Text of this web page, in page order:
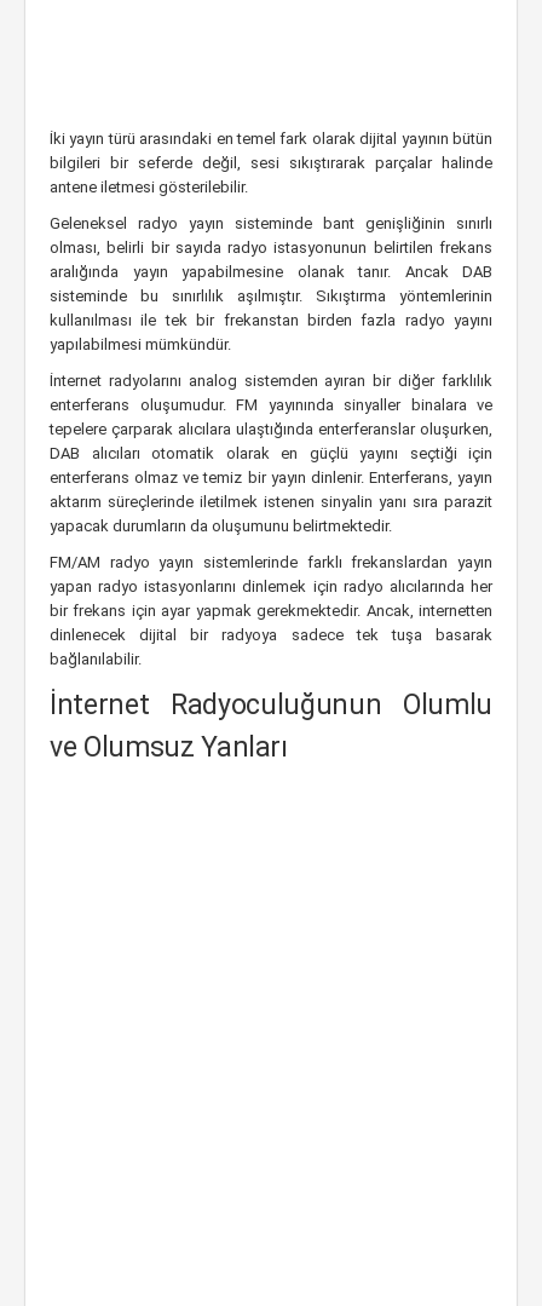
İki yayın türü arasındaki en temel fark olarak dijital yayının bütün
bilgileri bir seferde değil, sesi sıkıştırarak parçalar halinde
antene iletmesi gösterilebilir.
Geleneksel radyo yayın sisteminde bant genişliğinin sınırlı
olması, belirli bir sayıda radyo istasyonunun belirtilen frekans
aralığında yayın yapabilmesine olanak tanır. Ancak DAB
sisteminde bu sınırlılık aşılmıştır. Sıkıştırma yöntemlerinin
kullanılması ile tek bir frekanstan birden fazla radyo yayını
yapılabilmesi mümkündür.
İnternet radyolarını analog sistemden ayıran bir diğer farklılık
enterferans oluşumudur. FM yayınında sinyaller binalara ve
tepelere çarparak alıcılara ulaştığında enterferanslar oluşurken,
DAB alıcıları otomatik olarak en güçlü yayını seçtiği için
enterferans olmaz ve temiz bir yayın dinlenir. Enterferans, yayın
aktarım süreçlerinde iletilmek istenen sinyalin yanı sıra parazit
yapacak durumların da oluşumunu belirtmektedir.
FM/AM radyo yayın sistemlerinde farklı frekanslardan yayın
yapan radyo istasyonlarını dinlemek için radyo alıcılarında her
bir frekans için ayar yapmak gerekmektedir. Ancak, internetten
dinlenecek dijital bir radyoya sadece tek tuşa basarak
bağlanılabilir.
İnternet Radyoculuğunun Olumlu
ve Olumsuz Yanları